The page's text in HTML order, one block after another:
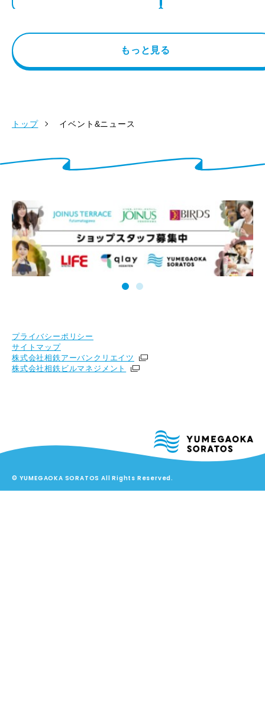
もっと見る
トップ イベント&ニュース
プライバシーポリシー
サイトマップ
株式会社相鉄アーバンクリエイツ
株式会社相鉄ビルマネジメント
© YUMEGAOKA SORATOS All Rights Reserved.